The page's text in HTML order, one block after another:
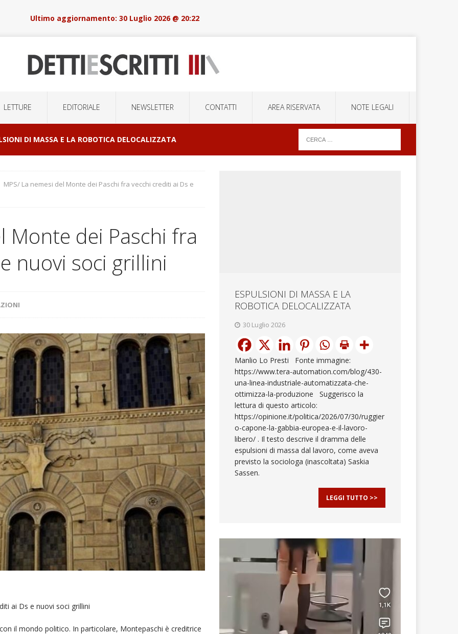
30 Luglio 2026 @ 20:22
LETTURE EDITORIALE NEWSLETTER CONTATTI AREA RISERVATA NOTE LEGALI
DI MASSA E LA ROBOTICA DELOCALIZZATA
E ORRORI DELLE GUERRE CONFLITTI GEOPOLITICI
MPS/ La nemesi del Monte dei Paschi fra vecchi crediti ai Ds e
Monte dei Paschi fra
nuovi soci grillini
ai Ds e nuovi soci grillini
il mondo politico. In particolare, Montepaschi è creditrice
ESPULSIONI DI MASSA E LA
ROBOTICA DELOCALIZZATA
30 Luglio 2026
Manlio Lo Presti Fonte immagine:
https://www.tera-automation.com/blog/430-
una-linea-industriale-automatizzata-che-
ottimizza-la-produzione Suggerisco la
lettura di questo articolo:
https://opinione.it/politica/2026/07/30/ruggier
o-capone-la-gabbia-europea-e-il-lavoro-
libero/ . Il testo descrive il dramma delle
espulsioni di massa dal lavoro, come aveva
previsto la sociologa (inascoltata) Saskia
Sassen.
LEGGI TUTTO >>